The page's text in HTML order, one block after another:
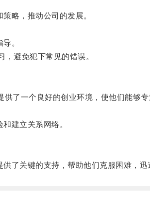
略，推动公司的发展。
。
避免犯下常见的错误。
一个良好的创业环境，使他们能够专
建立关系网络。
关键的支持，帮助他们克服困难，迅